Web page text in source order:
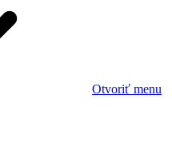
Otvoriť menu